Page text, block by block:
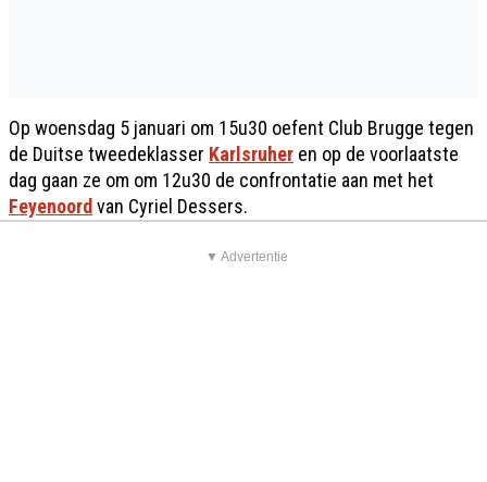
Op woensdag 5 januari om 15u30 oefent Club Brugge tegen
de Duitse tweedeklasser Karlsruher en op de voorlaatste
dag gaan ze om om 12u30 de confrontatie aan met het
Feyenoord van Cyriel Dessers.
▼ Advertentie